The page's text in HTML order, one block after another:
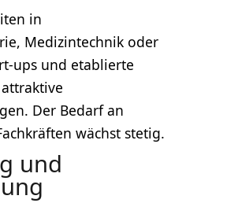
in
Medizintechnik oder
ups und etablierte
Der Bedarf an
wächst stetig.
und